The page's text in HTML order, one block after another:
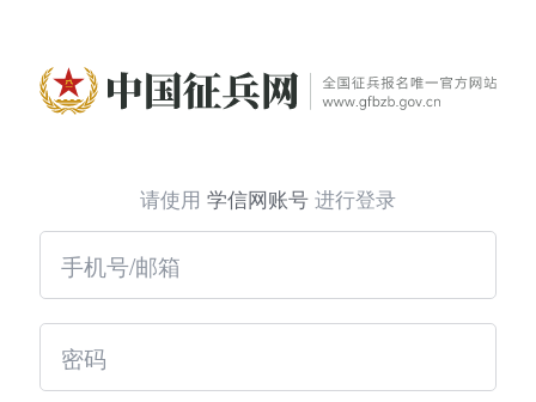
请使用 学信网账号 进行登录